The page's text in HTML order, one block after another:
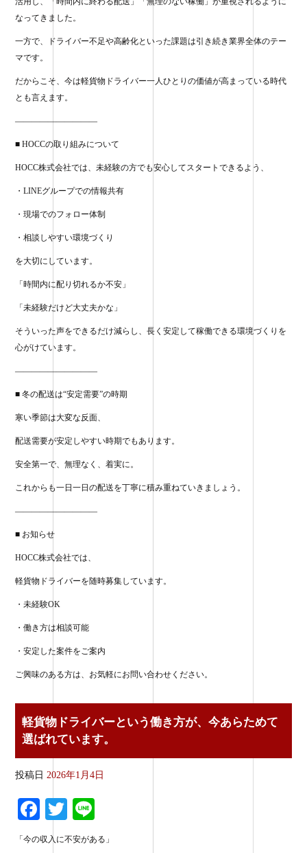
なってきました。
一方で、ドライバー不足や高齢化といった課題は引き続き業界全体のテー
マです。
だからこそ、今は軽貨物ドライバー一人ひとりの価値が高まっている時代
とも言えます。
——————————
■ HOCCの取り組みについて
HOCC株式会社では、未経験の方でも安心してスタートできるよう、
・LINEグループでの情報共有
・現場でのフォロー体制
・相談しやすい環境づくり
を大切にしています。
「時間内に配り切れるか不安」
「未経験だけど大丈夫かな」
そういった声をできるだけ減らし、長く安定して稼働できる環境づくりを
心がけています。
——————————
■ 冬の配送は“安定需要”の時期
寒い季節は大変な反面、
配送需要が安定しやすい時期でもあります。
安全第一で、無理なく、着実に。
これからも一日一日の配送を丁寧に積み重ねていきましょう。
——————————
■ お知らせ
HOCC株式会社では、
軽貨物ドライバーを随時募集しています。
・未経験OK
・働き方は相談可能
・安定した案件をご案内
ご興味のある方は、お気軽にお問い合わせください。
軽貨物ドライバーという働き方が、今あらためて
選ばれています。
投稿日 2026年1月4日
Fa
ce
T
wi ne
「今の収入に不安がある」